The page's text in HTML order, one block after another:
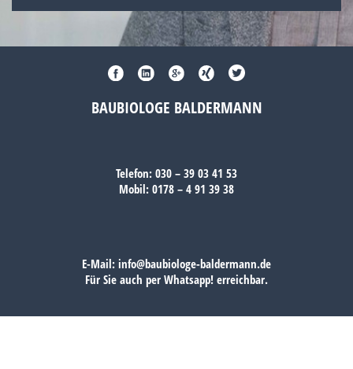
BAUBIOLOGE BALDERMANN
Telefon: 030 – 39 03 41 53
Mobil: 0178 – 4 91 39 38
E-Mail: info@baubiologe-baldermann.de
Für Sie auch per Whatsapp! erreichbar.